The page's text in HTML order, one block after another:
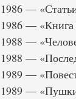
1986 —
1986 — «Книга
1988 —
1988 —
1989 —
1989 —